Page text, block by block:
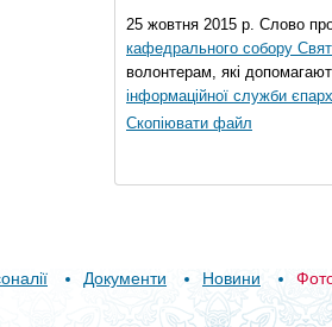
25 жовтня 2015 р. Слово
кафедрального собору
волонтерам, які
інформаційної служби
Скопіювати файл
Документи Новини